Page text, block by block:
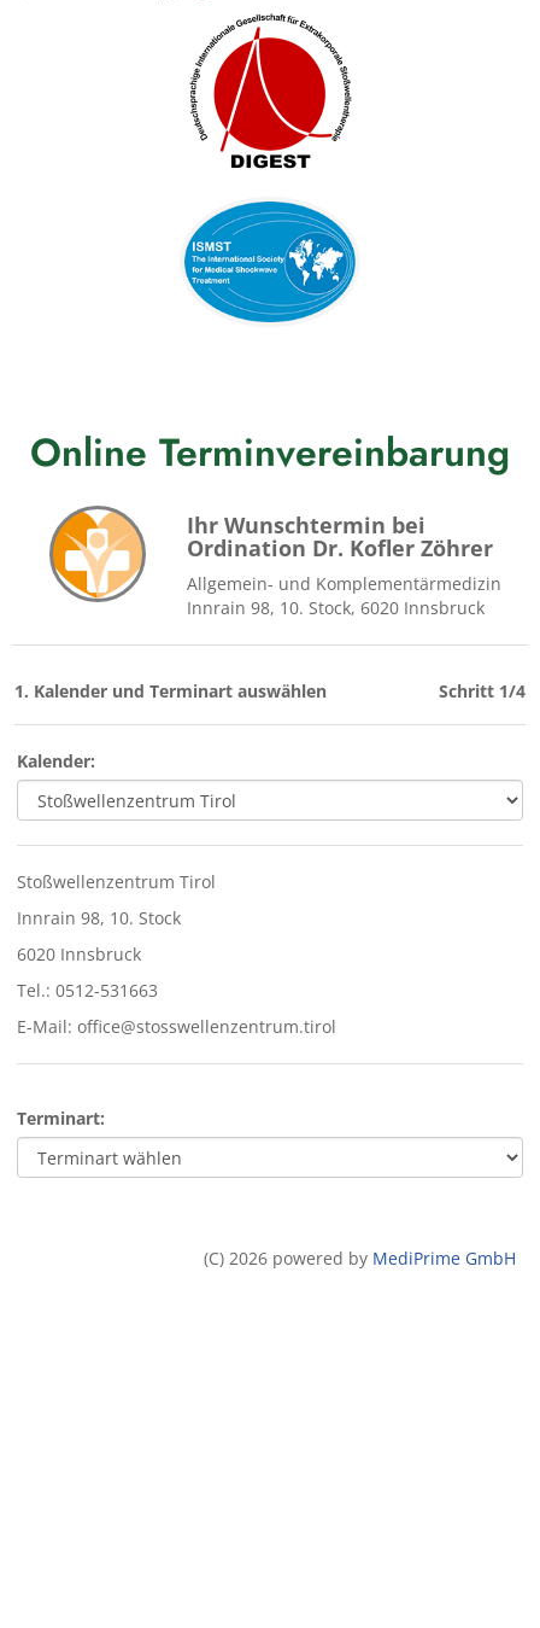
Online Terminvereinbarung